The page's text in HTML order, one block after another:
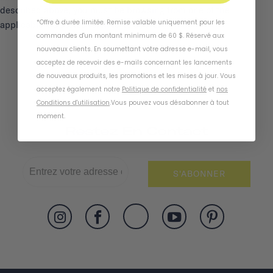
described above, you must be browsing from one of the
applicable US states referred to above.
S'ABONNER
*Offre à durée limitée. Remise valable uniquement pour les
commandes d'un montant minimum de 60 $. Réservé aux
nouveaux clients. En soumettant votre adresse e-mail, vous
acceptez de recevoir des e-mails concernant les lancements
de nouveaux produits, les promotions et les mises à jour. Vous
acceptez également notre Politique de confidentialité et nos
Conditions d'utilisation.Vous pouvez vous désabonner à tout
moment.